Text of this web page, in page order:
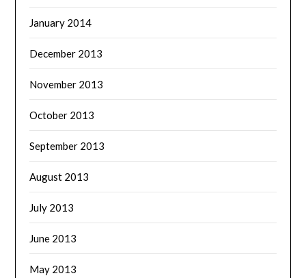
January 2014
December 2013
November 2013
October 2013
September 2013
August 2013
July 2013
June 2013
May 2013